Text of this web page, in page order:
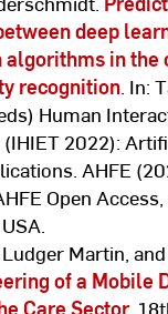
deep
in the
recognition. In:
Human
2022):
AHFE
Open
Martin,
of a Mobile
Care Sector,